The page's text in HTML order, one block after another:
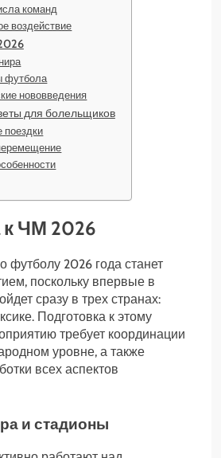
команд
воздействие
футбола
нововведения
для болельщиков
поездки
к ЧМ 2026
футболу 2026 года станет
поскольку впервые в
сразу в трех странах:
Подготовка к этому
требует координации
уровне, а также
всех аспектов
и стадионы